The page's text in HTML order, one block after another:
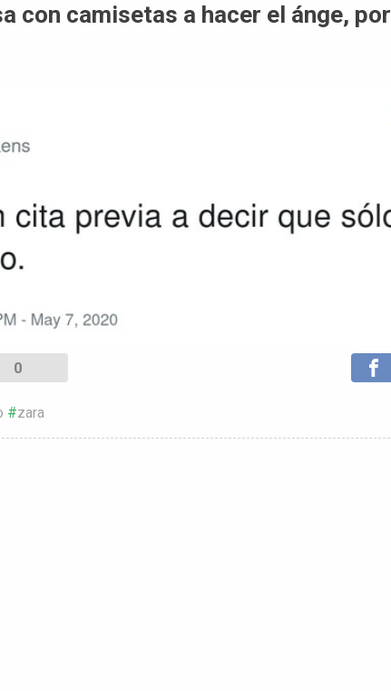
con camisetas a hacer el ánge, por
0
zara